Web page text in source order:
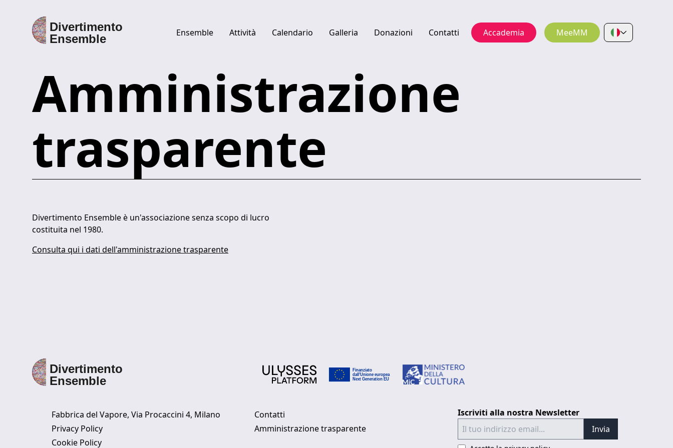
Ensemble
Discover Divertimento Ensemble
Ensemble
Esecutori
Discografia
Quick links
Centro studi Luciano Berio
Attività Calendario Galleria Donazioni Contatti Accademia MeeMM
Amministrazione
trasparente
Divertimento Ensemble è un'associazione senza scopo di lucro
costituita nel 1980.
Consulta qui i dati dell'amministrazione trasparente
Fabbrica del Vapore, Via Procaccini 4, Milano
Privacy Policy
Cookie Policy
Contatti
Amministrazione trasparente
Iscriviti alla nostra Newsletter
Invia